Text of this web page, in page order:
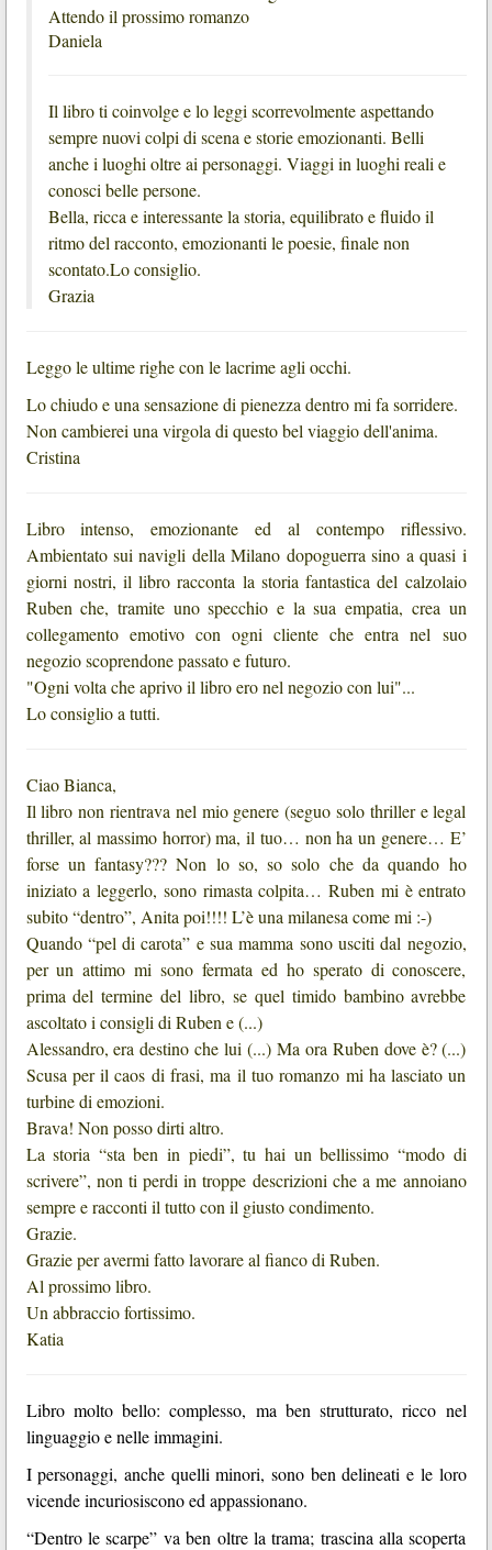
Attendo il prossimo romanzo
Daniela
Il libro ti coinvolge e lo leggi scorrevolmente aspettando
sempre nuovi colpi di scena e storie emozionanti. Belli
anche i luoghi oltre ai personaggi. Viaggi in luoghi reali e
conosci belle persone.
Bella, ricca e interessante la storia, equilibrato e fluido il
ritmo del racconto, emozionanti le poesie, finale non
scontato.Lo consiglio.
Grazia
Leggo le ultime righe con le lacrime agli occhi.
Lo chiudo e una sensazione di pienezza dentro mi fa sorridere.
Non cambierei una virgola di questo bel viaggio dell'anima.
Cristina
Libro intenso, emozionante ed al contempo riflessivo.
Ambientato sui navigli della Milano dopoguerra sino a quasi i
giorni nostri, il libro racconta la storia fantastica del calzolaio
Ruben che, tramite uno specchio e la sua empatia, crea un
collegamento emotivo con ogni cliente che entra nel suo
negozio scoprendone passato e futuro.
"Ogni volta che aprivo il libro ero nel negozio con lui"...
Lo consiglio a tutti.
Ciao Bianca,
Il libro non rientrava nel mio genere (seguo solo thriller e legal
thriller, al massimo horror) ma, il tuo… non ha un genere… E’
forse un fantasy??? Non lo so, so solo che da quando ho
iniziato a leggerlo, sono rimasta colpita… Ruben mi è entrato
subito “dentro”, Anita poi!!!! L’è una milanesa come mi :-)
Quando “pel di carota” e sua mamma sono usciti dal negozio,
per un attimo mi sono fermata ed ho sperato di conoscere,
prima del termine del libro, se quel timido bambino avrebbe
ascoltato i consigli di Ruben e (...)
Alessandro, era destino che lui (...) Ma ora Ruben dove è? (...)
Scusa per il caos di frasi, ma il tuo romanzo mi ha lasciato un
turbine di emozioni.
Brava! Non posso dirti altro.
La storia “sta ben in piedi”, tu hai un bellissimo “modo di
scrivere”, non ti perdi in troppe descrizioni che a me annoiano
sempre e racconti il tutto con il giusto condimento.
Grazie.
Grazie per avermi fatto lavorare al fianco di Ruben.
Al prossimo libro.
Un abbraccio fortissimo.
Katia
Libro molto bello: complesso, ma ben strutturato, ricco nel
linguaggio e nelle immagini.
I personaggi, anche quelli minori, sono ben delineati e le loro
vicende incuriosiscono ed appassionano.
“Dentro le scarpe” va ben oltre la trama; trascina alla scoperta